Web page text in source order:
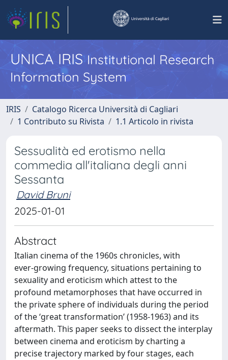
UNICA IRISInstitutional Research
Information System
IRIS
Catalogo Ricerca Università di Cagliari
1 Contributo su Rivista
1.1 Articolo in rivista
Sessualità ed erotismo nella
commedia all'italiana degli anni
Sessanta
David Bruni
2025-01-01
Abstract
Italian cinema of the 1960s chronicles, with
ever‑growing frequency, situations pertaining to
sexuality and eroticism which attest to the
profound metamorphoses that have occurred in
the private sphere of individuals during the period
of the ‘great transformation’ (1958‑1963) and its
aftermath. This paper seeks to dissect the interplay
between cinema and eroticism by charting a
precise trajectory marked by four stages, each